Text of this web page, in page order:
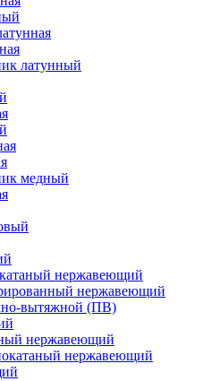
латунный
медный
нержавеющий
нержавеющий
вытяжной (ПВ)
нержавеющий
нержавеющий